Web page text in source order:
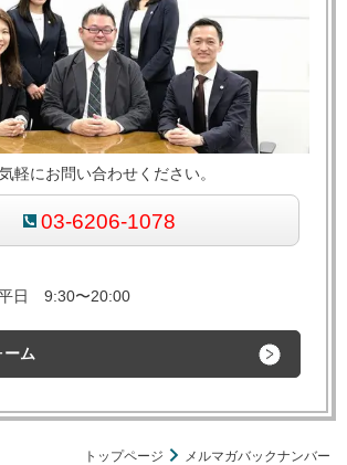
軽にお問い合わせください。
03-6206-1078
日 9:30〜20:00
ーム
トップページ メルマガバックナンバー